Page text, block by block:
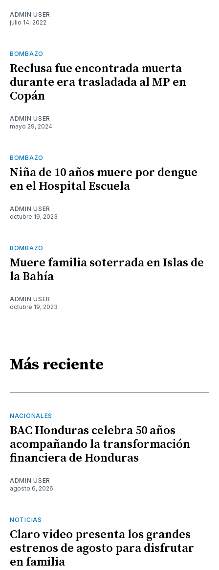
ADMIN USER
julio 14, 2022
BOMBAZO
Reclusa fue encontrada muerta
durante era trasladada al MP en
Copán
ADMIN USER
mayo 29, 2024
BOMBAZO
Niña de 10 años muere por dengue
en el Hospital Escuela
ADMIN USER
octubre 19, 2023
BOMBAZO
Muere familia soterrada en Islas de
la Bahía
ADMIN USER
octubre 19, 2023
Más reciente
NACIONALES
BAC Honduras celebra 50 años
acompañando la transformación
financiera de Honduras
ADMIN USER
agosto 6, 2026
NOTICIAS
Claro video presenta los grandes
estrenos de agosto para disfrutar
en familia